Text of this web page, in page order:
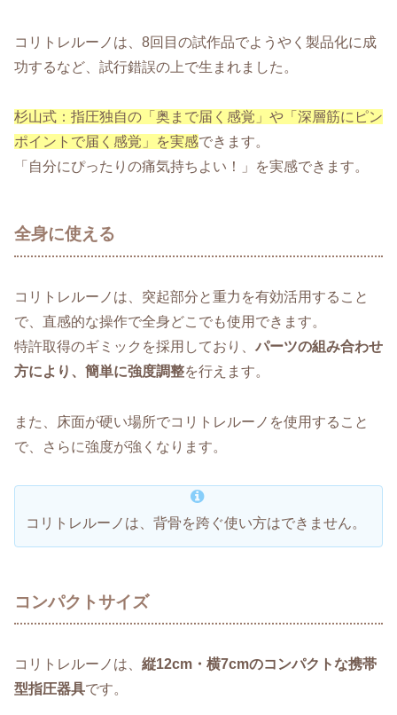
コリトレルーノは、8回目の試作品でようやく製品化に成
功するなど、試行錯誤の上で生まれました。
杉山式：指圧独自の「奥まで届く感覚」や「深層筋にピン
ポイントで届く感覚」を実感できます。
「自分にぴったりの痛気持ちよい！」を実感できます。
全身に使える
コリトレルーノは、突起部分と重力を有効活用すること
で、直感的な操作で全身どこでも使用できます。
特許取得のギミックを採用しており、 パーツの組み合わせ
方により、簡単に強度調整を行えます。
また、床面が硬い場所でコリトレルーノを使用すること
で、さらに強度が強くなります。
コリトレルーノは、背骨を跨ぐ使い方はできません。
コンパクトサイズ
コリトレルーノは、 縦12cm・横7cmのコンパクトな携帯
型指圧器具です。